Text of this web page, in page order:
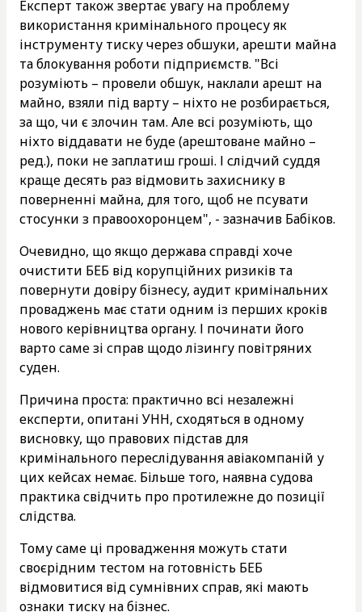
Експерт також звертає увагу на проблему
використання кримінального процесу як
інструменту тиску через обшуки, арешти майна
та блокування роботи підприємств. "Всі
розуміють – провели обшук, наклали арешт на
майно, взяли під варту – ніхто не розбирається,
за що, чи є злочин там. Але всі розуміють, що
ніхто віддавати не буде (арештоване майно –
ред.), поки не заплатиш гроші. І слідчий суддя
краще десять раз відмовить захиснику в
поверненні майна, для того, щоб не псувати
стосунки з правоохоронцем", - зазначив Бабіков.
Очевидно, що якщо держава справді хоче
очистити БЕБ від корупційних ризиків та
повернути довіру бізнесу, аудит кримінальних
проваджень має стати одним із перших кроків
нового керівництва органу. І починати його
варто саме зі справ щодо лізингу повітряних
суден.
Причина проста: практично всі незалежні
експерти, опитані УНН, сходяться в одному
висновку, що правових підстав для
кримінального переслідування авіакомпаній у
цих кейсах немає. Більше того, наявна судова
практика свідчить про протилежне до позиції
слідства.
Тому саме ці провадження можуть стати
своєрідним тестом на готовність БЕБ
відмовитися від сумнівних справ, які мають
ознаки тиску на бізнес.